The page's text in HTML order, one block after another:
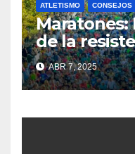
ATLETISMO CONSEJOS
Maratones:
de la
ABR 7, 2025